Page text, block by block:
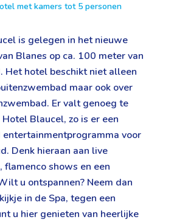
met kamers tot 5 personen
is gelegen in het nieuwe
Blanes op ca. 100 meter van
Het hotel beschikt niet alleen
maar ook over
Er valt genoeg te
Blaucel, zo is er een
voor
Denk hieraan aan live
flamenco shows en een
u ontspannen? Neem dan
in de Spa, tegen een
u hier genieten van heerlijke